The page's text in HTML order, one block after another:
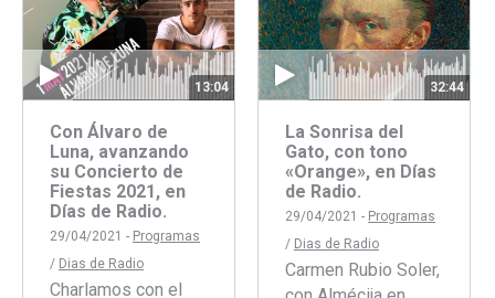
13:04
Con Álvaro de
Luna, avanzando
su Concierto de
Fiestas 2021, en
Días de Radio.
29/04/2021 - Programas
/ Dias de Radio
Charlamos con el
32:44
La Sonrisa del
Gato, con tono
«Orange», en Días
de Radio.
29/04/2021 - Programas
/ Dias de Radio
Carmen Rubio Soler,